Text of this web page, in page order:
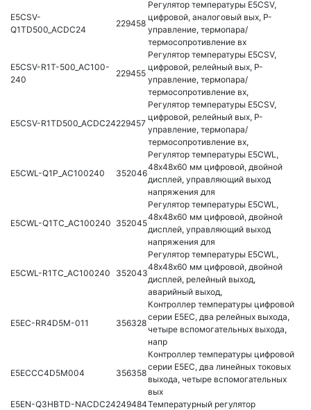
E5CSV-
Q1TD500_ACDC24
229458
Регулятор температуры E5CSV,
цифровой, аналоговый вых, P-
управление, термопара/
термосопротивление вх
E5CSV-R1T-500_AC100-
240
229455
Регулятор температуры E5CSV,
цифровой, релейный вых, P-
управление, термопара/
термосопротивление вх,
E5CSV-R1TD500_ACDC24229457
Регулятор температуры E5CSV,
цифровой, релейный вых, P-
управление, термопара/
термосопротивление вх,
E5CWL-Q1P_AC100240 352046
Регулятор температуры E5CWL,
48х48х60 мм цифровой, двойной
дисплей, управляющий выход
напряжения для
E5CWL-Q1TC_AC100240 352045
Регулятор температуры E5CWL,
48х48х60 мм цифровой, двойной
дисплей, управляющий выход
напряжения для
E5CWL-R1TC_AC100240 352043
Регулятор температуры E5CWL,
48х48х60 мм цифровой, двойной
дисплей, релейный выход,
аварийный выход,
E5EC-RR4D5M-011 356328
Контроллер температуры цифровой
серии E5EC, два релейных выхода,
четыре вспомогательных выхода,
напр
E5ECCC4D5M004 356358
Контроллер температуры цифровой
серии E5EC, два линейных токовых
выхода, четыре вспомогательных
вых
E5EN-Q3HBTD-NACDC24249484Температурный регулятор